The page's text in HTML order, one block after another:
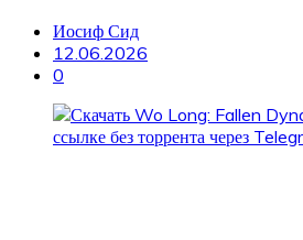
Иосиф Сид
12.06.2026
0